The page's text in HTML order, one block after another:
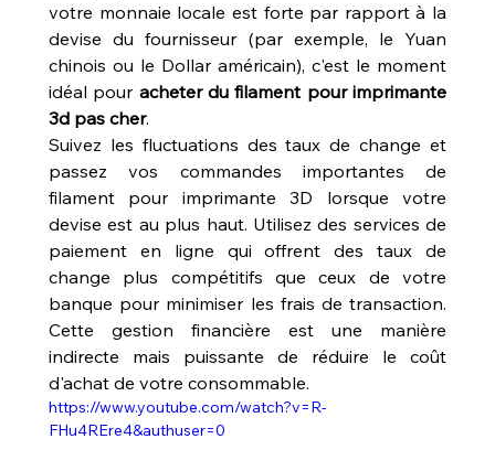
votre monnaie locale est forte par rapport à la
devise du fournisseur (par exemple, le Yuan
chinois ou le Dollar américain), c'est le moment
idéal pour acheter du filament pour imprimante
3d pas cher.
Suivez les fluctuations des taux de change et
passez vos commandes importantes de
filament pour imprimante 3D lorsque votre
devise est au plus haut. Utilisez des services de
paiement en ligne qui offrent des taux de
change plus compétitifs que ceux de votre
banque pour minimiser les frais de transaction.
Cette gestion financière est une manière
indirecte mais puissante de réduire le coût
d'achat de votre consommable.
https://www.youtube.com/watch?v=R-
FHu4REre4&authuser=0